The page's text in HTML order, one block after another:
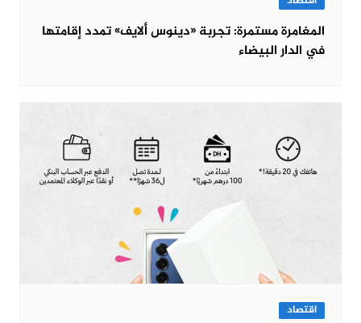
المغامرة مستمرة: تجربة «دينوس ألايف» تمدد إقامتها
في الدار البيضاء
اقتصاد